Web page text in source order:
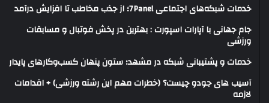
خدمات شبکه‌های اجتماعی 7Panel؛ از جذب مخاطب تا افزایش درآمد
جام جهانی با آپارات اسپورت : بهترین در پخش فوتبال و مسابقات
ورزشی
خدمات و پشتیبانی شبکه در مشهد؛ ستون پنهان کسب‌وکارهای پایدار
آسیب های جودو چیست؟ (خطرات مهم این رشته ورزشی) + اقدامات
لازمه